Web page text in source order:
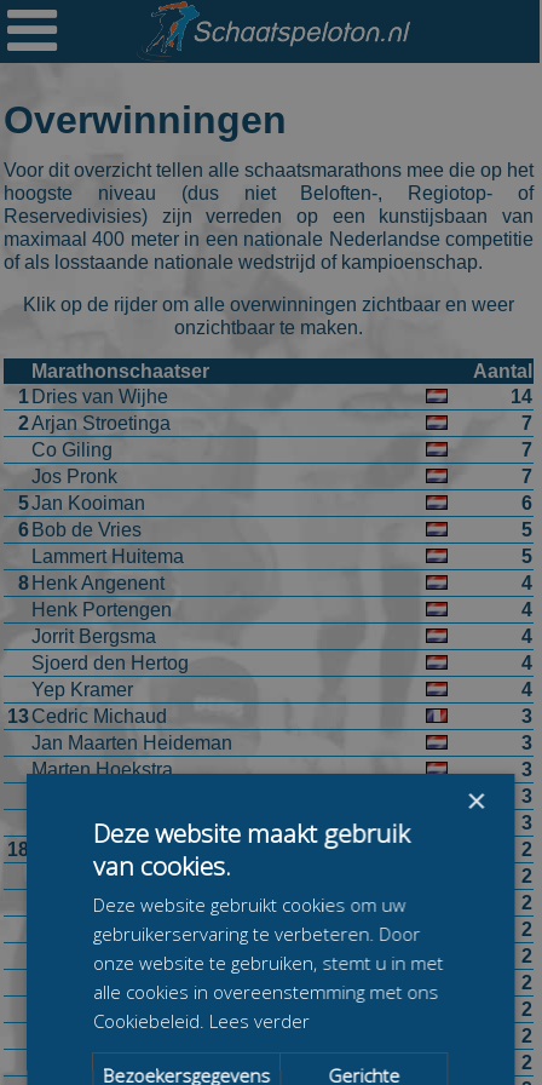

Overwinningen
Voor dit overzicht tellen alle schaatsmarathons mee die op het
hoogste niveau (dus niet Beloften-, Regiotop- of
Reservedivisies) zijn verreden op een kunstijsbaan van
maximaal 400 meter in een nationale Nederlandse competitie
of als losstaande nationale wedstrijd of kampioenschap.
Klik op de rijder om alle overwinningen zichtbaar en weer
onzichtbaar te maken.
Marathonschaatser
Aantal
1 Dries van Wijhe
14
2Arjan Stroetinga
7
Co Giling
7
Jos Pronk
7
5Jan Kooiman
6
6 Bob de Vries
5
Lammert Huitema
5
8 Henk Angenent
4
Henk Portengen
4
Jorrit Bergsma
4
Sjoerd den Hertog
4
Yep Kramer
4
13Cedric Michaud
3
Jan Maarten Heideman
3
Marten Hoekstra
3
3
Piet Kleine
3
18
Andries Kasper
2
Arie Eriks
2
Crispijn AriÃ«ns
2
Emiel Hopman
2
Erik van den Boogert
2
Gary Hekman
2
2
2
2
×
Deze website maakt gebruik
van cookies.
Deze website gebruikt cookies om uw
gebruikerservaring te verbeteren. Door
onze website te gebruiken, stemt u in met
alle cookies in overeenstemming met ons
Cookiebeleid. Lees verder
Bezoekersgegevens
Gerichte